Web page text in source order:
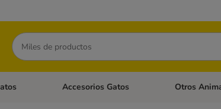
Buscar
abierto: Accesorios Perros
Menú de categoria abierto: Comida Gatos
Accesorios Gatos Menú de
Otros